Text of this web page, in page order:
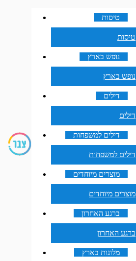
טיסות
טיסות
נופש בארץ
נופש בארץ
דילים
דילים
דילים למשפחות
דילים למשפחות
מוצרים מיוחדים
מוצרים מיוחדים
ברגע האחרון
ברגע האחרון
מלונות בארץ